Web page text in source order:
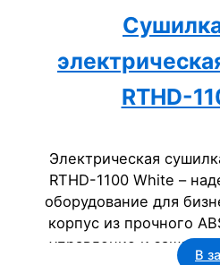
RTHD-
Электрическая
RTHD-1100 White –
оборудование для
корпус из прочного
управление и защита
В